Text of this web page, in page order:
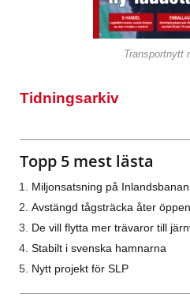
Transportnytt
Tidningsarkiv
Topp 5 mest lästa
Miljonsatsning på Inlandsbanan
Avstängd tågsträcka åter öppen
De vill flytta mer trävaror till
Stabilt i svenska hamnarna
Nytt projekt för SLP